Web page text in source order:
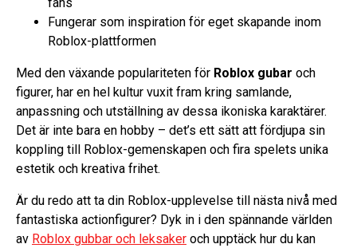
Fungerar som inspiration för eget skapande inom
Roblox-plattformen
Med den växande populariteten för Roblox gubar och
figurer, har en hel kultur vuxit fram kring samlande,
anpassning och utställning av dessa ikoniska karaktärer.
Det är inte bara en hobby – det’s ett sätt att fördjupa sin
koppling till Roblox-gemenskapen och fira spelets unika
estetik och kreativa frihet.
Är du redo att ta din Roblox-upplevelse till nästa nivå med
fantastiska actionfigurer? Dyk in i den spännande världen
av Roblox gubbar och leksaker och upptäck hur du kan